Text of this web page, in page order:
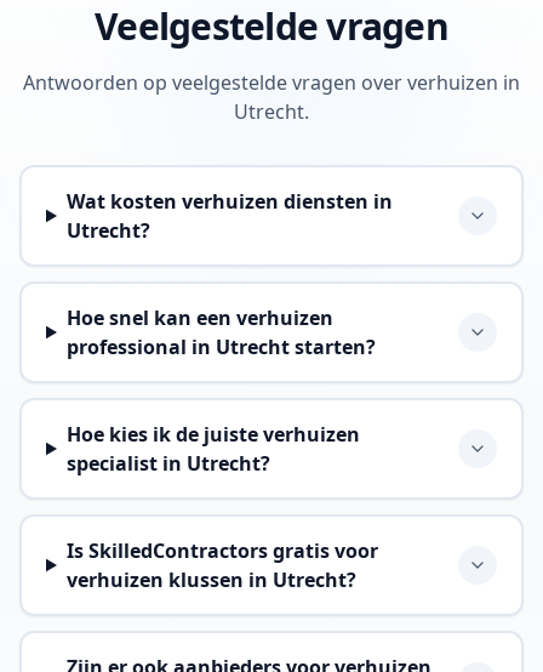
Veelgestelde vragen
Antwoorden op veelgestelde vragen over verhuizen in
Utrecht.
Wat kosten verhuizen diensten in
Utrecht?
Hoe snel kan een verhuizen
professional in Utrecht starten?
Hoe kies ik de juiste verhuizen
specialist in Utrecht?
Is SkilledContractors gratis voor
verhuizen klussen in Utrecht?